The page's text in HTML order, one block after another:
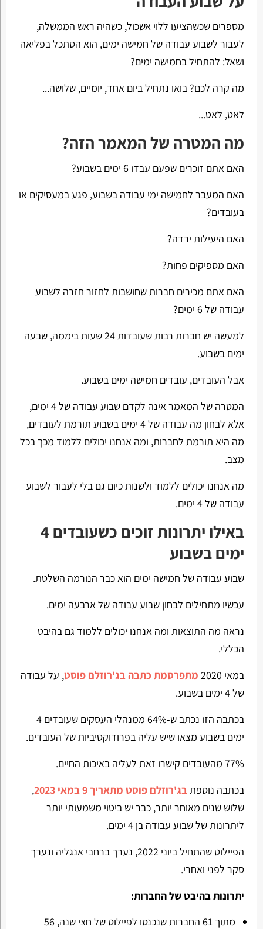
מספרים שכשהציעו ללוי אשכול, כשהיה ראש הממשלה,
לעבור לשבוע עבודה של חמישה ימים, הוא הסתכל בפליאה
ושאל: להתחיל בחמישה ימים?
מה קרה לכם? בואו נתחיל ביום אחד, יומיים, שלושה...
לאט, לאט...
מה המטרה של המאמר הזה?
האם אתם זוכרים שפעם עבדו 6 ימים בשבוע?
האם המעבר לחמישה ימי עבודה בשבוע, פגע במעסיקים או
בעובדים?
האם היעילות ירדה?
האם מספיקים פחות?
האם אתם מכירים חברות שחושבות לחזור חזרה לשבוע
עבודה של 6 ימים?
למעשה יש חברות רבות שעובדות 24 שעות ביממה, שבעה
ימים בשבוע.
אבל העובדים, עובדים חמישה ימים בשבוע.
המטרה של המאמר אינה לקדם שבוע עבודה של 4 ימים,
אלא לבחון מה עבודה של 4 ימים בשבוע תורמת לעובדים,
מה היא תורמת לחברות, ומה אנחנו יכולים ללמוד מכך בכל
מצב.
מה אנחנו יכולים ללמוד ולשנות כיום גם בלי לעבור לשבוע
עבודה של 4 ימים.
באילו יתרונות זוכים כשעובדים 4
ימים בשבוע
שבוע עבודה של חמישה ימים הוא כבר הנורמה השלטת.
עכשיו מתחילים לבחון שבוע עבודה של ארבעה ימים.
נראה מה התוצאות ומה אנחנו יכולים ללמוד גם בהיבט
הכללי.
במאי 2020
מתפרסמת כתבה בג'רוזלם פוסט, על עבודה
של 4 ימים בשבוע.
בכתבה הזו נכתב ש-64% ממנהלי העסקים שעובדים 4
ימים בשבוע מצאו שיש עליה בפרודוקטיביות של העובדים.
77% מהעובדים קישרו זאת לעליה באיכות החיים.
בכתבה נוספתבג'רוזלם פוסט מתאריך 9 במאי 2023
,
שלוש שנים מאוחר יותר, כבר יש ביטוי משמעותי יותר
ליתרונות של שבוע עבודה בן 4 ימים.
הפיילוט שהתחיל ביוני 2022, נערך ברחבי אנגליה ונערך
סקר לפני ואחרי.
יתרונות בהיבט של החברות:
מתוך 61 החברות שנכנסו לפיילוט של חצי שנה, 56